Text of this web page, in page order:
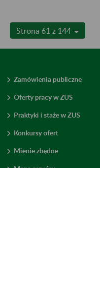
Strona 61 z 144
Zamówienia publiczne
Oferty pracy w ZUS
Praktyki i staże w ZUS
Konkursy ofert
Mienie zbędne
Mapa serwisu